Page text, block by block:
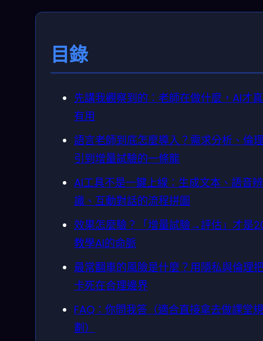
目錄
先講我觀察到的：老師在做什麼，AI才
有用
語言老師到底怎麼導入？需求分析、倫
引到增量試驗的一條龍
AI工具不是一鍵上線：生成文本、語音辨
識、互動對話的流程拼圖
效果怎麼驗？「增量試驗→評估」才是
教學AI的命脈
最常翻車的風險是什麼？用隱私與倫理
卡死在合理邊界
FAQ：你問我答（適合直接拿去做課堂規
劃）